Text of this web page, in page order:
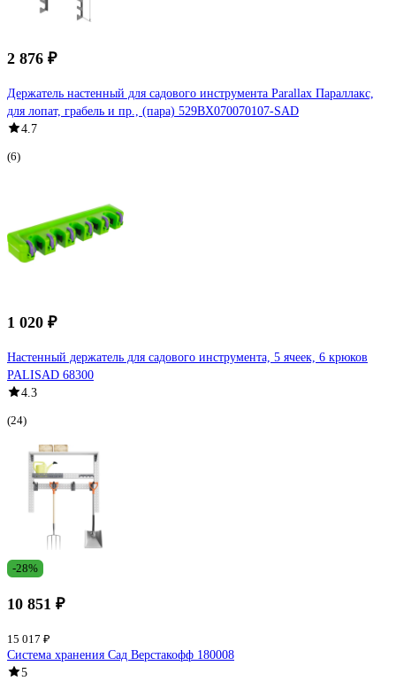
2 876 ₽
Держатель настенный для садового инструмента Parallax Параллакс,
для лопат, грабель и пр., (пара) 529BX070070107-SAD
4.7
(6)
1 020 ₽
Настенный держатель для садового инструмента, 5 ячеек, 6 крюков
PALISAD 68300
4.3
(24)
-28%
10 851 ₽
15 017 ₽
Система хранения Сад Верстакофф 180008
5